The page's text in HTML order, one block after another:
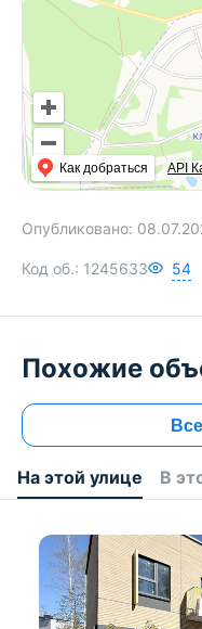
Как добраться API
Опубликовано:
Код об.: 1245633 54
Похожие
На этой улице В